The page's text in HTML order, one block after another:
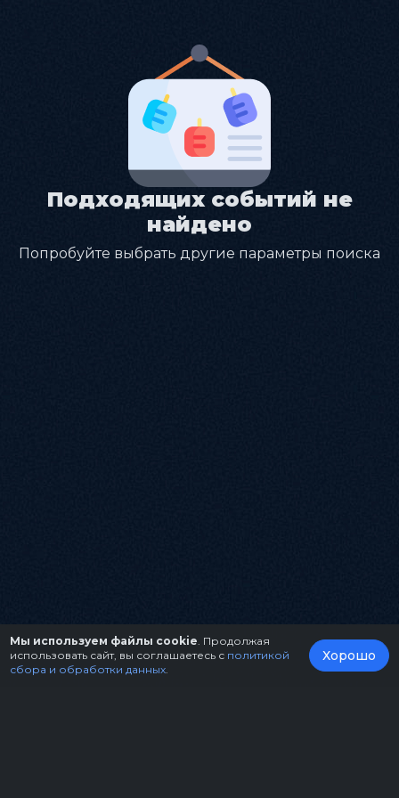
Подходящих событий не
найдено
Попробуйте выбрать другие параметры поиска
Мы используем файлы cookie . Продолжая
использовать сайт, вы соглашаетесь с политикой
сбора и обработки данных
Хорошо